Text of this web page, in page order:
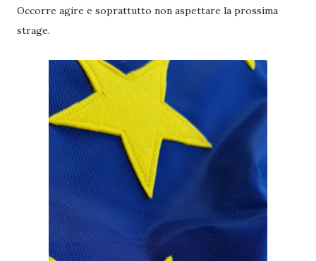
Occorre agire e soprattutto non aspettare la prossima
strage.